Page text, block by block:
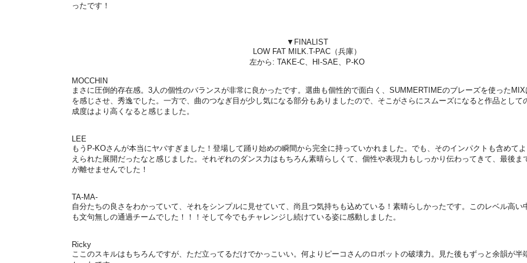
ったです！
▼FINALIST
LOW FAT MILK.T-PAC（兵庫）
左から: TAKE-C、HI-SAE、P-KO
MOCCHIN
まさに圧倒的存在感。3人の個性のバランスが非常に良かったです。選曲も個性的で面白く、SUMMERTIMEのブレーズを使ったMIX
を感じさせ、秀逸でした。一方で、曲のつなぎ目が少し気になる部分もありましたので、そこがさらにスムーズになると作品として
成度はより高くなると感じました。
LEE
もうP-KOさんが本当にヤバすぎました！登場して踊り始めの瞬間から完全に持っていかれました。でも、そのインパクトも含めて
えられた展開だったなと感じました。それぞれのダンス力はもちろん素晴らしくて、個性や表現力もしっかり伝わってきて、最後ま
が離せませんでした！
TA-MA-
自分たちの良さをわかっていて、それをシンプルに見せていて、尚且つ気持ちも込めている！素晴らしかったです。このレベル高い
も文句無しの通過チームでした！！！そして今でもチャレンジし続けている姿に感動しました。
Ricky
ここのスキルはもちろんですが、ただ立ってるだけでかっこいい。何よりピーコさんのロボットの破壊力。見た後もずっと余韻が半